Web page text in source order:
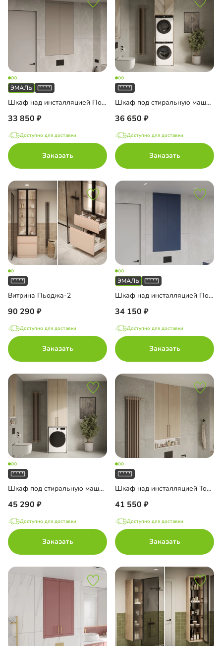
Шкаф над инсталляцией Порто-3
33 850
Доступно для доставки
Заказать
Шкаф под стиральную машину Тосса-2
36 650
Доступно для доставки
Заказать
Витрина Пьоджа-2
90 290
Доступно для доставки
Заказать
Шкаф над инсталляцией Порто-4
34 150
Доступно для доставки
Заказать
Шкаф под стиральную машину Тосса-1
45 290
Доступно для доставки
Заказать
Шкаф над инсталляцией Тосса-1
41 550
Доступно для доставки
Заказать